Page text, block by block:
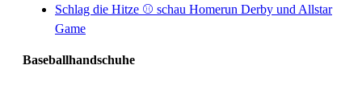
Schlag die Hitze ⚾️ schau Homerun Derby und Allstar
Game
Baseballhandschuhe